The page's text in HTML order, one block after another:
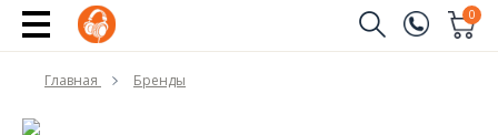
0
Имя
Главная Бренды